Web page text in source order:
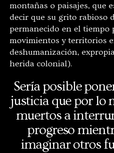
montañas o paisajes, que
decir que su grito rabioso
permanecido en el tiempo
movimientos y territorios
deshumanización,
herida colonial).
Sería posible
justicia que por lo
muertos a
progreso
imaginar otros